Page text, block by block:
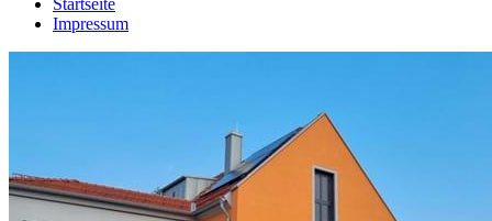
Startseite
Impressum